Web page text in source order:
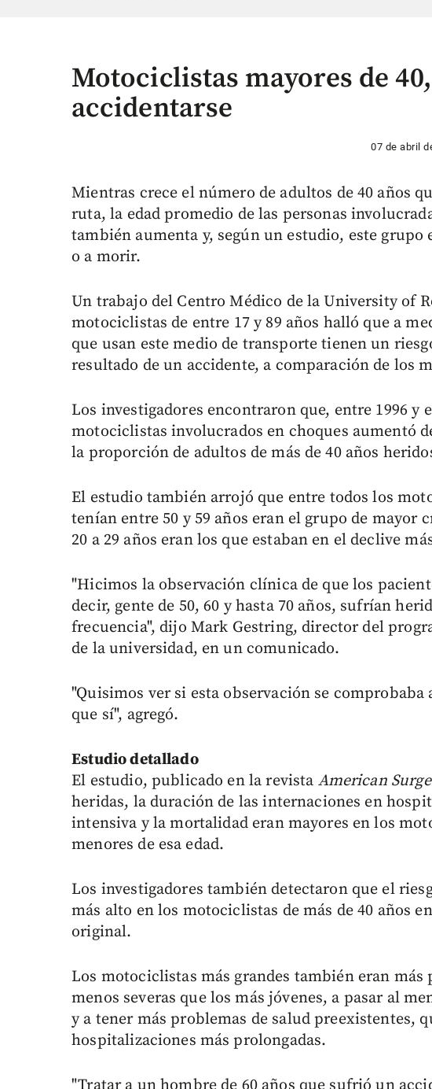
Motociclistas mayores de
accidentarse
07 de abril
Mientras crece el número de adultos de 40 años
ruta, la edad promedio de las personas
también aumenta y, según un estudio, este grupo
o a morir.
Un trabajo del Centro Médico de la University of
motociclistas de entre 17 y 89 años halló que a
que usan este medio de transporte tienen un
resultado de un accidente, a comparación de los
Los investigadores encontraron que, entre 1996 y
motociclistas involucrados en choques aumentó
la proporción de adultos de más de 40 años
El estudio también arrojó que entre todos los
tenían entre 50 y 59 años eran el grupo de mayor
20 a 29 años eran los que estaban en el declive
"Hicimos la observación clínica de que los
decir, gente de 50, 60 y hasta 70 años, sufrían
frecuencia", dijo Mark Gestring, director del
de la universidad, en un comunicado.
"Quisimos ver si esta observación se
que sí", agregó.
Estudio detallado
El estudio, publicado en la revista American
heridas, la duración de las internaciones en
intensiva y la mortalidad eran mayores en los
menores de esa edad.
Los investigadores también detectaron que el
más alto en los motociclistas de más de 40 años
original.
Los motociclistas más grandes también eran más
menos severas que los más jóvenes, a pasar al
y a tener más problemas de salud preexistentes,
hospitalizaciones más prolongadas.